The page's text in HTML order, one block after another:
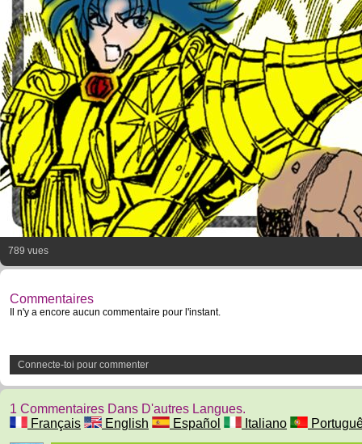
789 vues
Commentaires
Il n'y a encore aucun commentaire pour l'instant.
Connecte-toi pour commenter
1 Commentaires Dans D'autres Langues.
Français
English Español Italiano